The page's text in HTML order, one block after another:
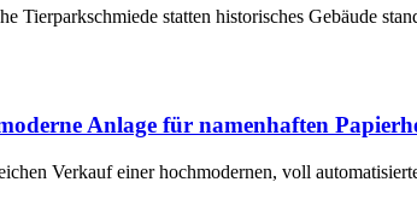
Tierparkschmiede statten historisches Gebäude
Anlage für namenhaften
Verkauf einer hochmodernen, voll